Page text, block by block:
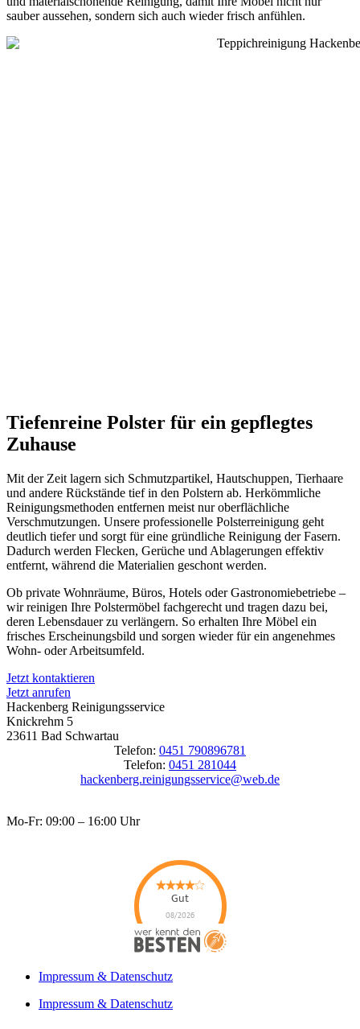
sauber aussehen, sondern sich auch wieder frisch anfühlen.
Tiefenreine Polster für ein gepflegtes
Zuhause
Mit der Zeit lagern sich Schmutzpartikel, Hautschuppen, Tierhaare
und andere Rückstände tief in den Polstern ab. Herkömmliche
Reinigungsmethoden entfernen meist nur oberflächliche
Verschmutzungen. Unsere professionelle Polsterreinigung geht
deutlich tiefer und sorgt für eine gründliche Reinigung der Fasern.
Dadurch werden Flecken, Gerüche und Ablagerungen effektiv
entfernt, während die Materialien geschont werden.
Ob private Wohnräume, Büros, Hotels oder Gastronomiebetriebe –
wir reinigen Ihre Polstermöbel fachgerecht und tragen dazu bei,
deren Lebensdauer zu verlängern. So erhalten Ihre Möbel ein
frisches Erscheinungsbild und sorgen wieder für ein angenehmes
Wohn- oder Arbeitsumfeld.
Jetzt kontaktieren
Jetzt anrufen
Hackenberg Reinigungsservice
Knickrehm 5
23611 Bad Schwartau
Telefon: 0451 790896781
Telefon: 0451 281044
hackenberg.reinigungsservice@web.de
Mo-Fr: 09:00 – 16:00 Uhr
Gut
08/2026
Teppichreinigung
Hackenberghat 4.2
27Teppichreinigung
Hackenberg
werkenntdenBESTEN.de
Impressum & Datenschutz
Impressum & Datenschutz